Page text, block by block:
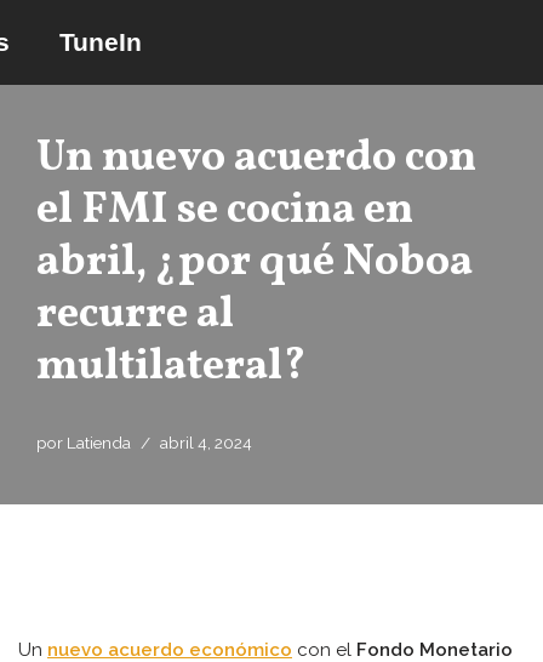
TuneIn
Un nuevo acuerdo con
el FMI se cocina en
abril, ¿por qué Noboa
recurre al
multilateral?
por Latienda abril 4, 2024
Un nuevo acuerdo económico con el Fondo Monetario